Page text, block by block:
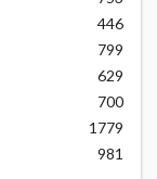
446
799
629
700
1779
981